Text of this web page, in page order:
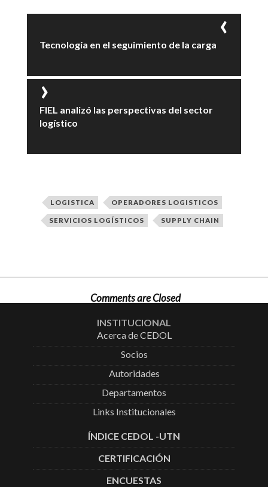
Tecnología en el seguimiento de la carga
FIEL analizó las perspectivas del sector
logístico
LOGISTICA OPERADORES LOGISTICOS
SERVICIOS LOGÍSTICOS SUPPLY CHAIN
Comments are Closed
INSTITUCIONAL
Acerca de CEDOL
Socios
Autoridades
Departamentos
Links Institucionales
ÍNDICE CEDOL -UTN
CERTIFICACIÓN
ENCUESTAS